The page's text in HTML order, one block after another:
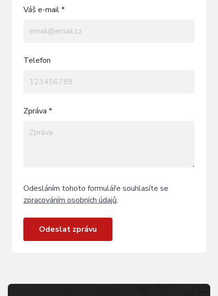
Váš e-mail *
Telefon
Zpráva *
Odesláním tohoto formuláře souhlasíte se
zpracováním osobních údajů.
Odeslat zprávu